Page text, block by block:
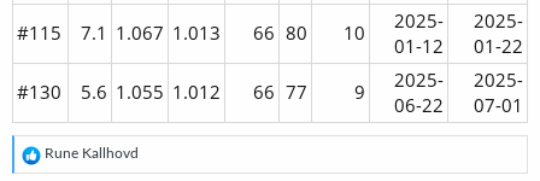
#115
7.1​ 1.067​ 1.013​ 66​ 80​ 10​
2025-
01-12​
2025-
01-22​
#130
5.6​ 1.055​ 1.012​ 66​ 77​ 9​
2025-
06-22​
2025-
07-01​
R
e
Rune Kallhovd